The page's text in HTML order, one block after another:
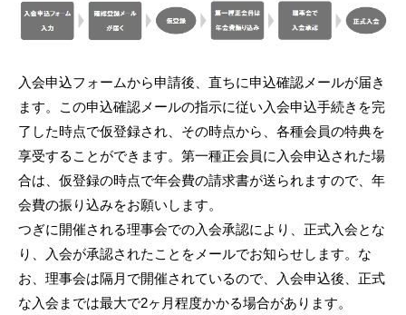
入会申込フォームから申請後、直ちに申込確認メールが届き
ます。この申込確認メールの指示に従い入会申込手続きを完
了した時点で仮登録され、その時点から、各種会員の特典を
享受することができます。第一種正会員に入会申込された場
合は、仮登録の時点で年会費の請求書が送られますので、年
会費の振り込みをお願いします。
つぎに開催される理事会での入会承認により、正式入会とな
り、入会が承認されたことをメールでお知らせします。な
お、理事会は隔月で開催されているので、入会申込後、正式
な入会までは最大で2ヶ月程度かかる場合があります。